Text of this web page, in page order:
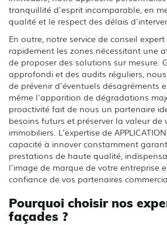
tranquillité d'esprit incomparable, en
qualité et le respect des délais
En outre, notre service de conseil
rapidement les zones nécessitant une
de proposer des solutions sur mesure.
approfondi et des audits réguliers,
de prévenir d'éventuels désagréments
même l'apparition de dégradations
proactivité fait de nous un partenaire
besoins futurs et préserver la valeur de
immobiliers. L'expertise de APPLICATION
capacité à innover constamment
prestations de haute qualité,
l'image de marque de votre entreprise
confiance de vos partenaires
Pourquoi choisir nos
façades ?